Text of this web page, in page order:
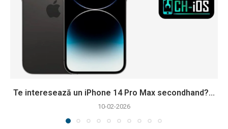
Te interesează un iPhone 14 Pro Max secondhand?...
10-02-2026